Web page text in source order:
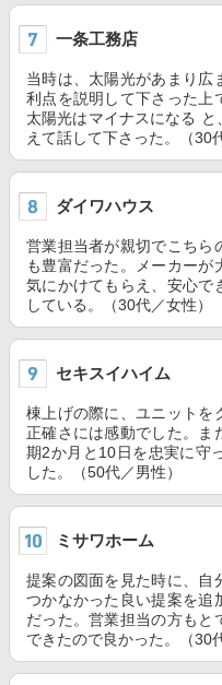
一条工務店
当時は、太陽光があまり広
利点を説明して下さった上
太陽光はマイナスになる
えて話して下さった。（30
ダイワハウス
営業担当者が親切でこちら
も豊富だった。メーカーが
気にかけてもらえ、安心で
している。（30代／女性）
セキスイハイム
棟上げの際に、ユニットを
正確さには感動でした。ま
期2か月と10日を忠実に守
した。（50代／男性）
ミサワホーム
提案の図面を見た時に、自
つかなかった良い提案を追
だった。営業担当の方もと
できたので良かった。（30